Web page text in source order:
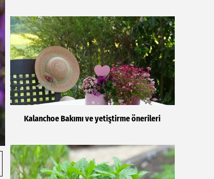
Kalanchoe Bakımı ve yetiştirme önerileri